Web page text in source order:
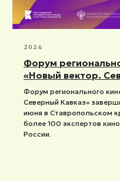
2024
Форум
«Новый вектор.
Форум регионального
Северный Кавказ»
июня в Ставропольском
более 100 экспертов
России.